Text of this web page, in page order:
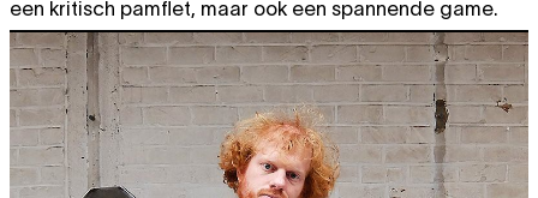
een kritisch pamflet, maar ook een spannende game.